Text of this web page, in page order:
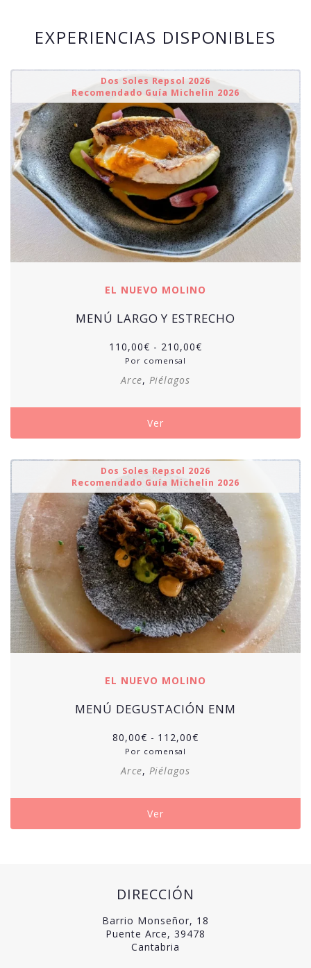
EXPERIENCIAS DISPONIBLES
Dos Soles Repsol 2026
Recomendado Guía Michelin 2026
EL NUEVO MOLINO
MENÚ LARGO Y ESTRECHO
110,00€ - 210,00€Rango
Por comensal
Arce, Piélagos
Ver
Dos Soles Repsol 2026
Recomendado Guía Michelin 2026
EL NUEVO MOLINO
MENÚ DEGUSTACIÓN ENM
80,00€ - 112,00€
hasta
Por comensal
Arce, Piélagos
Ver
DIRECCIÓN
Barrio Monseñor, 18
Puente Arce, 39478
Cantabria